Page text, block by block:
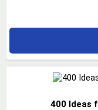
400 Ideas